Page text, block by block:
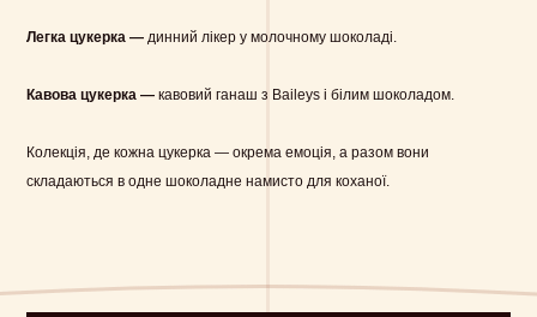
Легка цукерка —динний лікер у молочному шоколаді.
Кавова цукерка — кавовий ганаш з Baileys і білим шоколадом.
Колекція, де кожна цукерка — окрема емоція, а разом вони
складаються в одне шоколадне намисто для коханої.